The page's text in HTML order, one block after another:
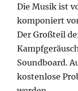
Die Musik ist
komponiert
Der Großteil
Soundboard.
kostenlose